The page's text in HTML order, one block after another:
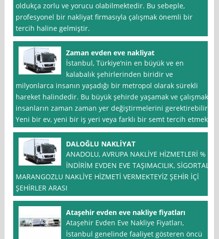
oldukça zorlu ve yorucu olabilmektedir. Bu sebeple,
profesyonel bir nakliyat firmasıyla çalışmak önemli bir
tercih haline gelmiştir.
Zaman evden eve nakliyat
İstanbul, Türkiye’nin en büyük ve en
kalabalık şehirlerinden biridir ve
milyonlarca insanın yaşadığı bir metropol olarak sürekli
hareket halindedir. Bu büyük şehirde yaşamak ve çalışmak,
insanların zaman zaman yer değiştirmelerini gerektirebilir.
Yeni bir ev, yeni bir iş yeri veya farklı bir semt tercih etmek
DALOĞLU NAKLİYAT
ANADOLU, AVRUPA NAKLİYE HİZMETLERİ % *
İNDİRİM EVDEN EVE TAŞIMACILIK, SİGORTALI
MARANGOZLU NAKLİYE HİZMETİ VERMEKTEYİZ ŞEHİR İÇİ
ŞEHİRLER ARASI
Ataşehir evden eve nakliye fiyatları
Ataşehir Evden Eve Nakliye Fiyatları,
İstanbul genelinde faaliyet gösteren öncü